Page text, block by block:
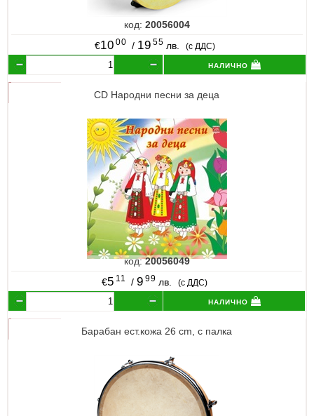
код: 20056004
€10 00 / 19 55 лв. (с ДДС)
налично
CD Народни песни за деца
код:20056049
€5 11 /9 99 лв. (с ДДС)
налично
Барабан ест.кожа 26 cm, с палка